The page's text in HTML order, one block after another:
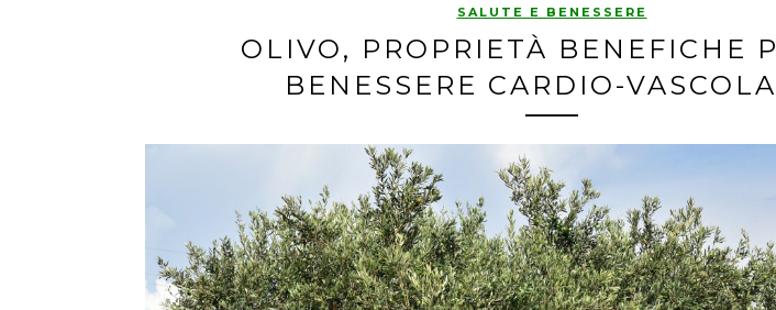
SALUTE E BENESSERE
OLIVO, PROPRIETÀ BENEFICHE
BENESSERE CARDIO-